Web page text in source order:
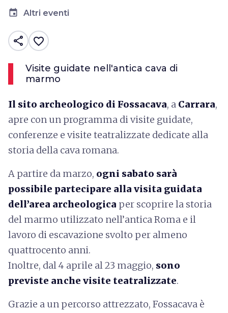
event Altri eventi
share favorite_border
Visite guidate nell'antica cava di
marmo
Il sito archeologico di Fossacava, a Carrara,
apre con un programma di visite guidate,
conferenze e visite teatralizzate dedicate alla
storia della cava romana.
A partire da marzo, ogni sabato sarà
possibile partecipare alla visita guidata
dell’area archeologica per scoprire la storia
del marmo utilizzato nell’antica Roma e il
lavoro di escavazione svolto per almeno
quattrocento anni.
Inoltre, dal 4 aprile al 23 maggio, sono
previste anche visite teatralizzate.
Grazie a un percorso attrezzato, Fossacava è